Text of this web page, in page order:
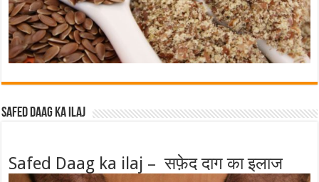
Safed Daag ka ilaj
Safed Daag ka ilaj – सफ़ेद दाग का इलाज